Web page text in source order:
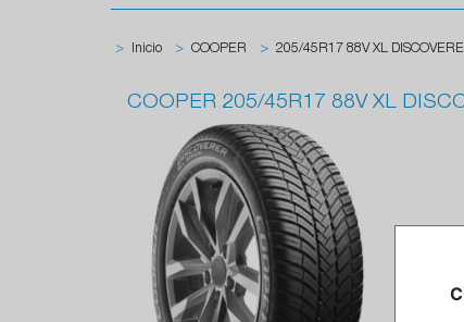
> Inicio > COOPER > 205/45R17 88V XL
COOPER 205/45R17 88V XL